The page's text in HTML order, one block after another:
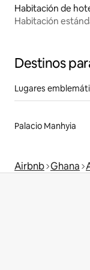
Habitación de
Habitación
Destinos
Lugares
Palacio Manhyia
Airbnb Ghana